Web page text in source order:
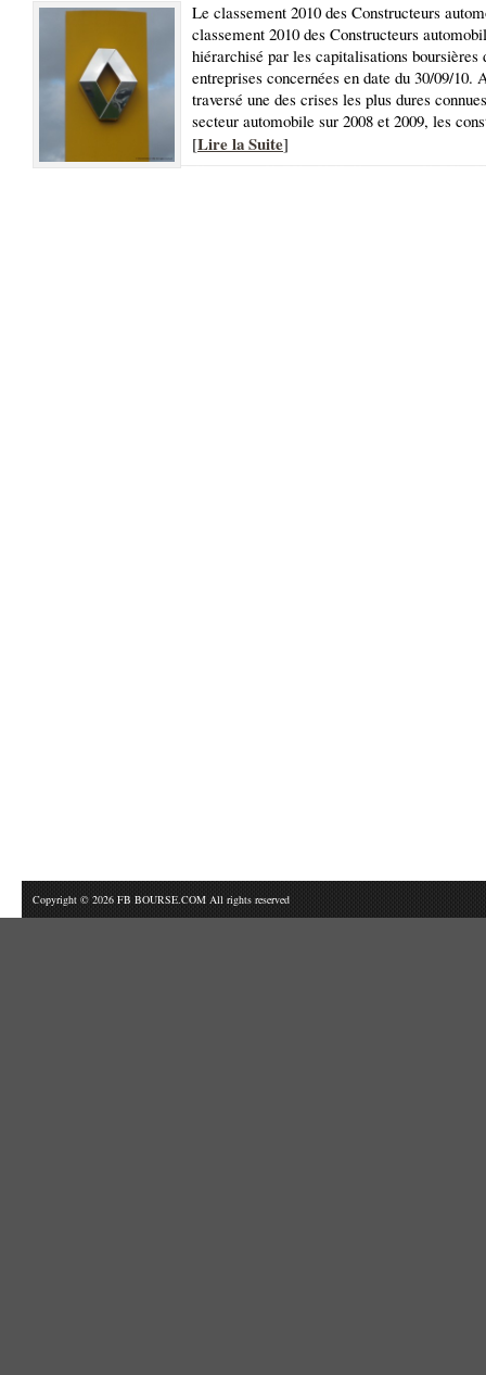
Le classement 2010 des Constructeurs
classement 2010 des Constructeurs
hiérarchisé par les capitalisations boursières
entreprises concernées en date du 30/09/10.
traversé une des crises les plus dures
secteur automobile sur 2008 et 2009, les
[Lire la Suite]
Copyright © 2026 FB BOURSE.COM All rights reserved